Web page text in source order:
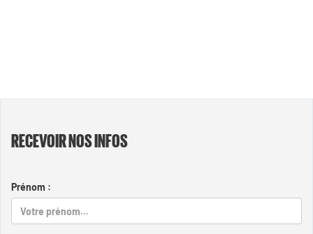
RECEVOIR NOS INFOS
Prénom :